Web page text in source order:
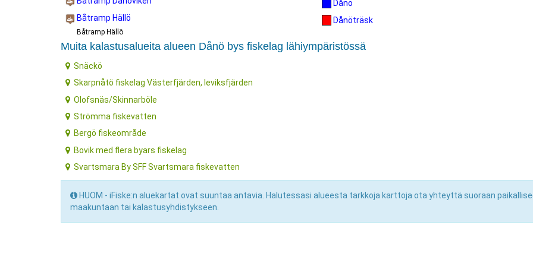
Båtramp Hällö
Båtramp Hällö
Dånö
Dånöträsk
Muita kalastusalueita alueen Dånö bys fiskelag lähiympäristössä
Snäckö
Skarpnåtö fiskelag Västerfjärden, leviksfjärden
Olofsnäs/Skinnarböle
Strömma fiskevatten
Bergö fiskeområde
Bovik med flera byars fiskelag
Svartsmara By SFF Svartsmara fiskevatten
HUOM - iFiske:n aluekartat ovat suuntaa antavia. Halutessasi alueesta tarkkoja karttoja ota yhteyttä suoraan
maakuntaan tai kalastusyhdistykseen.